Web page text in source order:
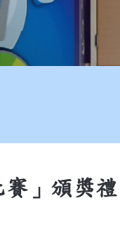
」頒獎禮